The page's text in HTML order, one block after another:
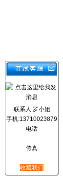
联系人:罗小姐
手机:13710023879
电话
传真
收藏我们